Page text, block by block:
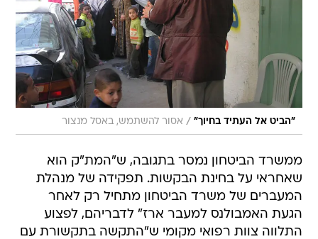
"הביט אל העתיד בחיוך" / אסור להשתמש, באסל מנצור
ממשרד הביטחון נמסר בתגובה, ש"המת"ק הוא
שאחראי על בחינת הבקשות. תפקידה של מנהלת
המעברים של משרד הביטחון מתחיל רק לאחר
הגעת האמבולנס למעבר ארז" לדבריהם, לפצוע
התלווה צוות רפואי מקומי ש"התקשה בתקשורת עם